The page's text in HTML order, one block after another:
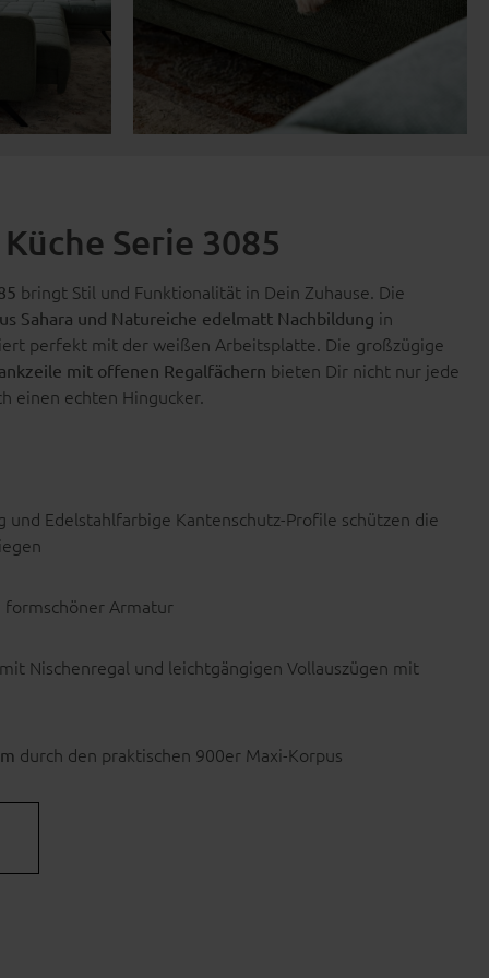
Serie 3085
bringt Stil und Funktionalität in Dein Zuhause. Die
Sahara und Natureiche edelmatt Nachbildung in
perfekt mit der weißen Arbeitsplatte. Die großzügige
mit offenen Regalfächern bieten Dir nicht nur jede
einen echten Hingucker.
Edelstahlfarbige Kantenschutz-Profile schützen die
formschöner Armatur
Nischenregal und leichtgängigen Vollauszügen mit
durch den praktischen 900er Maxi-Korpus